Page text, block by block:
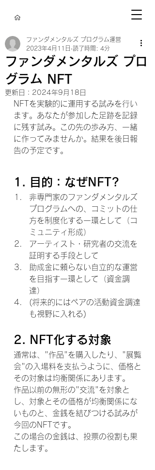
ファンダメンタルズ プロ
グラム NFT
ファンダメンタルズ プログラム運営
2023年4月11日 読了時間: 4分
更新日： 2024年9月18日
NFTを実験的に運用する試みを行い
ます。あなたが参加した足跡を記録
に残す試み。この先の歩み方、一緒
に作ってみませんか。結果を後日報
告の予定です。
1. 目的：なぜNFT?
非専門家のファンダメンタルズ
プログラムへの、コミットの仕
方を制度化する一環として（コ
ミュニティ形成）
アーティスト・研究者の交流を
証明する手段として
助成金に頼らない自立的な運営
を目指す一環として（資金調
達）
(将来的にはペアの活動資金調達
も視野に入れる)
2. NFT化する対象
通常は、"作品"を購入したり、"展覧
会"の入場料を支払うように、価格と
その対象は均衡関係にあります。
作品以前の無形の"交流"を対象と
し、対象とその価格が均衡関係にな
いものと、金銭を結びつける試みが
今回のNFTです。
この場合の金銭は、投票の役割も果
たします。